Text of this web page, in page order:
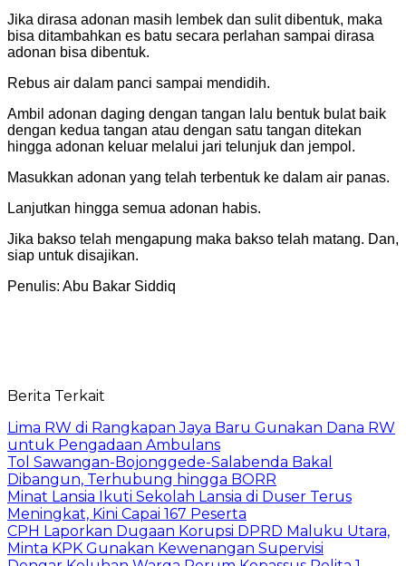
Jika dirasa adonan masih lembek dan sulit dibentuk, maka
bisa ditambahkan es batu secara perlahan sampai dirasa
adonan bisa dibentuk.
Rebus air dalam panci sampai mendidih.
Ambil adonan daging dengan tangan lalu bentuk bulat baik
dengan kedua tangan atau dengan satu tangan ditekan
hingga adonan keluar melalui jari telunjuk dan jempol.
Masukkan adonan yang telah terbentuk ke dalam air panas.
Lanjutkan hingga semua adonan habis.
Jika bakso telah mengapung maka bakso telah matang. Dan,
siap untuk disajikan.
Penulis: Abu Bakar Siddiq
Berita Terkait
Lima RW di Rangkapan Jaya Baru Gunakan Dana RW
untuk Pengadaan Ambulans
Tol Sawangan-Bojonggede-Salabenda Bakal
Dibangun, Terhubung hingga BORR
Minat Lansia Ikuti Sekolah Lansia di Duser Terus
Meningkat, Kini Capai 167 Peserta
CPH Laporkan Dugaan Korupsi DPRD Maluku Utara,
Minta KPK Gunakan Kewenangan Supervisi